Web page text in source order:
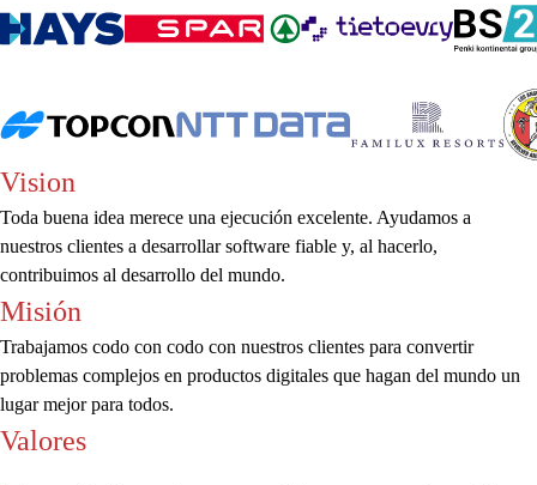
Vision
Toda buena idea merece una ejecución excelente. Ayudamos a
nuestros clientes a desarrollar software fiable y, al hacerlo,
contribuimos al desarrollo del mundo.
Misión
Trabajamos codo con codo con nuestros clientes para convertir
problemas complejos en productos digitales que hagan del mundo un
lugar mejor para todos.
Valores